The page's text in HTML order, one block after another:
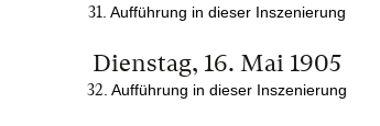
31 Aufführung in dieser Inszenierung
Dienstag, 16. Mai 1905
32 Aufführung in dieser Inszenierung